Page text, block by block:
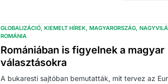
GLOBALIZÁCIÓ KIEMELT HÍREK MAGYARORSZÁG
ROMÁNIA
Romániában is figyelnek a magyar
választásokra
A bukaresti sajtóban bemutatták, mit tervez az